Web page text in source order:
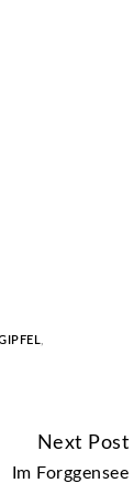
Next Post
Im Forggensee